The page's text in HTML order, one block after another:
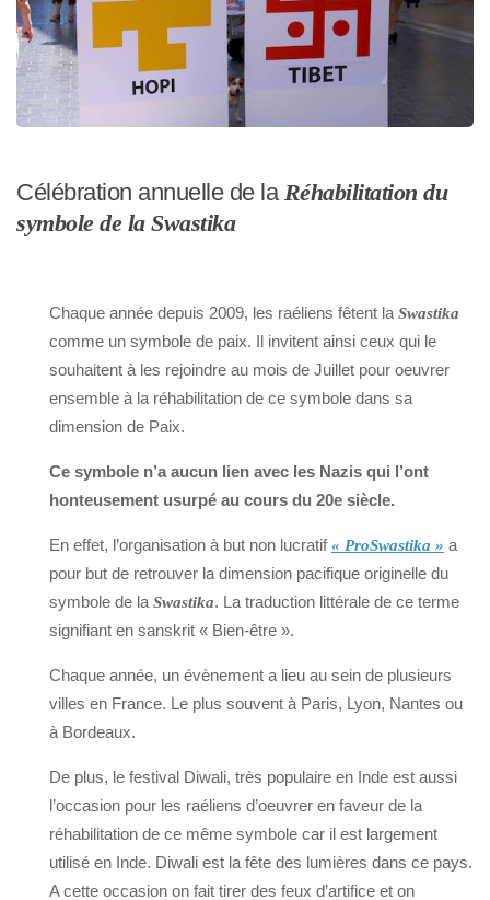
Célébration annuelle de la Réhabilitation du
symbole de la Swastika
Chaque année depuis 2009, les raéliens fêtent la Swastika
comme un symbole de paix. Il invitent ainsi ceux qui le
souhaitent à les rejoindre au mois de Juillet pour oeuvrer
ensemble à la réhabilitation de ce symbole dans sa
dimension de Paix.
Ce symbole n’a aucun lien avec les Nazis qui l’ont
honteusement usurpé au cours du 20e siècle.
En effet, l’organisation à but non lucratif« ProSwastika » a
pour but de retrouver la dimension pacifique originelle du
symbole de la Swastika. La traduction littérale de ce terme
signifiant en sanskrit « Bien-être ».
Chaque année, un évènement a lieu au sein de plusieurs
villes en France. Le plus souvent à Paris, Lyon, Nantes ou
à Bordeaux.
De plus, le festival Diwali, très populaire en Inde est aussi
l’occasion pour les raéliens d’oeuvrer en faveur de la
réhabilitation de ce même symbole car il est largement
utilisé en Inde. Diwali est la fête des lumières dans ce pays.
A cette occasion on fait tirer des feux d’artifice et on